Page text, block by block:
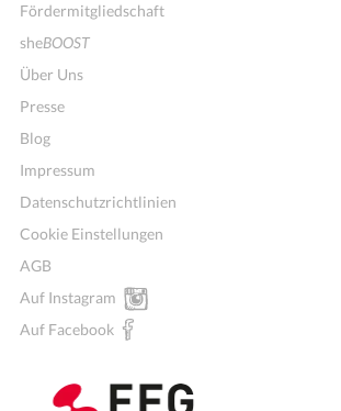
Fördermitgliedschaft
sheBOOST
Über Uns
Presse
Blog
Impressum
Datenschutzrichtlinien
Cookie Einstellungen
AGB
Auf Instagram
Auf Facebook